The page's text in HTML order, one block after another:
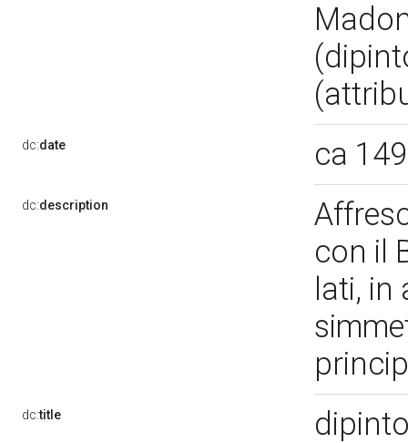
dc:date ca
dc:description
con il
lati,
dc:title